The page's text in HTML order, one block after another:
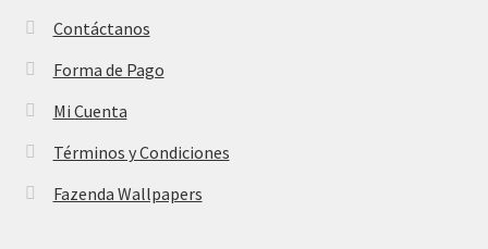
Contáctanos
Forma de Pago
Mi Cuenta
Términos y Condiciones
Fazenda Wallpapers